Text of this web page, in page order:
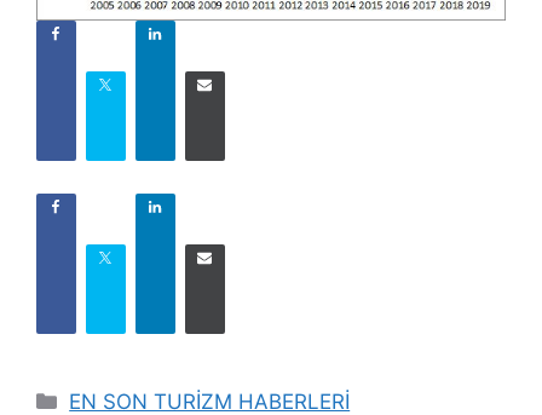
Kategoriler
EN SON TURİZM HABERLERİ